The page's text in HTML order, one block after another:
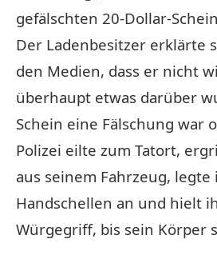
gefälschten 20-Dollar-
Der Ladenbesitzer erklärte
den Medien, dass er nicht
überhaupt etwas darüber
Schein eine Fälschung war
Polizei eilte zum Tatort,
aus seinem Fahrzeug, legte
Handschellen an und hielt
Würgegriff, bis sein Körper